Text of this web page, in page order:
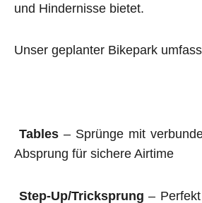
und Hindernisse bietet.
Unser geplanter Bikepark
Tables – Sprünge mit
Absprung für sichere Airtime
Step-Up/Tricksprung –